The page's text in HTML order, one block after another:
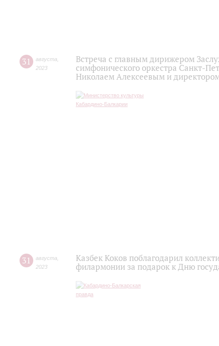
31 августа
2023
Встреча с главным дирижером
симфонического оркестра Санкт-
Николаем Алексеевым и
31 августа
2023
Казбек Коков поблагодарил
филармонии за подарок к Дню